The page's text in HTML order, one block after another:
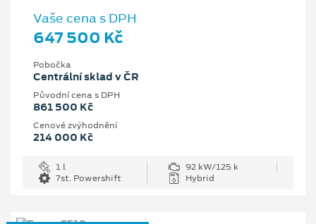
Vaše cena s DPH
647 500 Kč
Pobočka
Centrální sklad v ČR
Původní cena s DPH
861 500 Kč
Cenové zvýhodnění
214 000 Kč
1 l
92 kW/125 k
7st. Powershift
Hybrid